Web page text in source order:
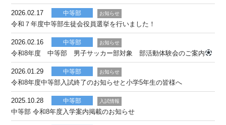
2026.02.17 中等部 お知らせ
令和７年度中等部生徒会役員選挙を行いました！
2026.02.16 中等部 お知らせ
令和8年度 中等部 男子サッカー部対象 部活動体験会のご案内
2026.01.29 中等部 お知らせ
令和8年度中等部入試終了のお知らせと小学5年生の皆様へ
2025.10.28 中等部 入試情報
中等部 令和8年度入学案内掲載のお知らせ